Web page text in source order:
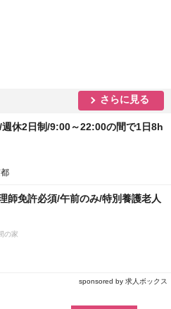
さらに見る
休2日制/9:00～22:00の間で1日8h
師免許必須/午前のみ/特別養護老人
の家
sponsored by 求人ボックス